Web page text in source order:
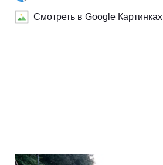
Смотреть в Google Картинках